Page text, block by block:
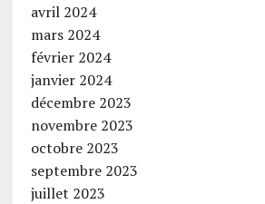
avril 2024
mars 2024
février 2024
janvier 2024
décembre 2023
novembre 2023
octobre 2023
septembre 2023
juillet 2023